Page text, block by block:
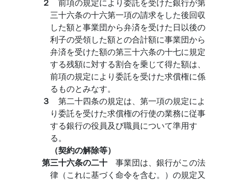
三十六条の十六第一項の請求をした後回収
した額と事業団から弁済を受けた日以後の
利子の受領した額との合計額に事業団から
弁済を受けた額の第三十六条の十七に規定
する残額に対する割合を乗じて得た額は、
前項の規定により委託を受けた求償権に係
るものとみなす。
３ 第二十四条の規定は、第一項の規定によ
り委託を受けた求償権の行使の業務に従事
する銀行の役員及び職員について準用す
る。
（契約の解除等）
第三十六条の二十 事業団は、銀行がこの法
律（これに基づく命令を含む。）の規定又